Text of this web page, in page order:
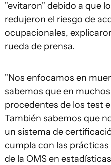
"evitaron" debido a que
redujeron el riesgo de
ocupacionales,
rueda de prensa.
"Nos enfocamos en
sabemos que en
procedentes de los test
También sabemos que
un sistema de
cumpla con las
de la OMS en